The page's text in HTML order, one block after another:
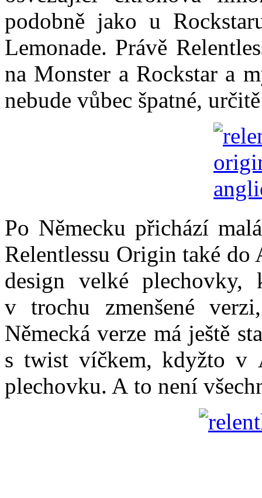
podobně jako u
Lemonade. Právě
na Monster a Rockstar a
nebude vůbec špatné,
Po Německu přichází
Relentlessu Origin také do
design velké
v trochu zmenšené
Německá verze má ještě
s twist víčkem, kdyžto v
plechovku. A to není